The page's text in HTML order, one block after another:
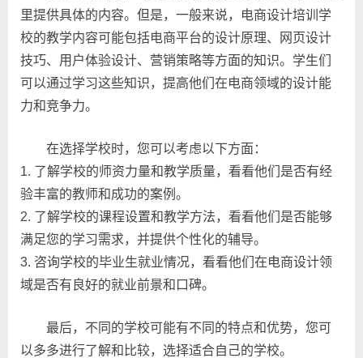
里提供具体的内容。但是，一般来说，电商设计培训学
校的教学内容可能包括电商平台的设计原理、网页设计
技巧、用户体验设计、营销策略等方面的知识。学生们
可以通过学习这些知识，提高他们在电商领域的设计能
力和竞争力。
在选择学校时，您可以考虑以下方面：
1. 了解学校的师资力量和教学质量，看看他们是否有经
验丰富的教师和成功的案例。
2. 了解学校的课程设置和教学方法，看看他们是否能够
满足您的学习需求，并提供个性化的辅导。
3. 咨询学校的毕业生就业情况，看看他们在电商设计领
域是否有良好的就业前景和口碑。
最后，不同的学校可能有不同的特点和优势，您可
以多多进行了解和比较，选择适合自己的学校。